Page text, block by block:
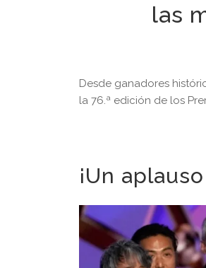
las
Desde ganadores
la 76.ª edición de los
¡Un